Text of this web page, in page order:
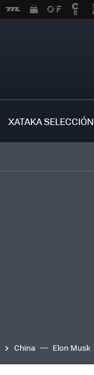
XATAKA SELECCIÓN
China Elon Musk